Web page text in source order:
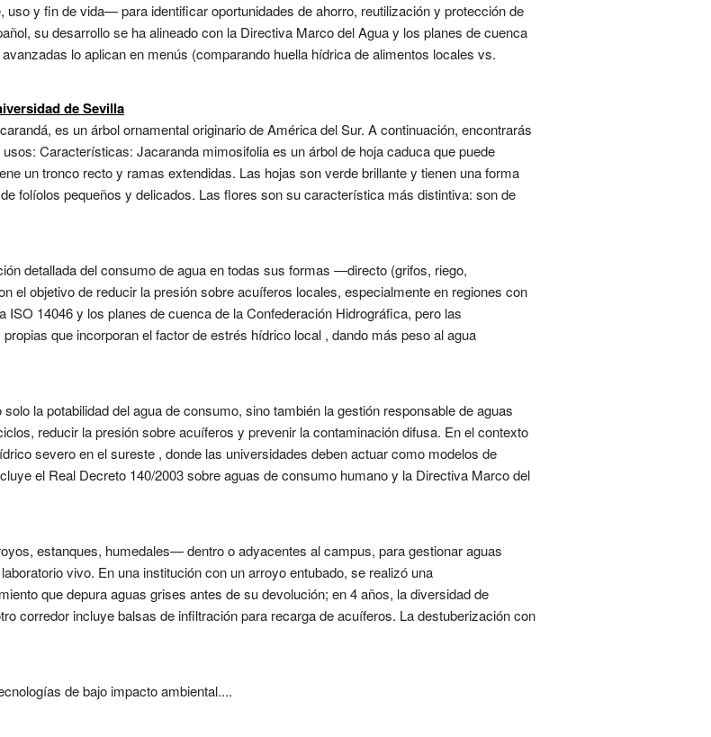
y fin de vida— para identificar oportunidades de ahorro, reutilización y protección de
su desarrollo se ha alineado con la Directiva Marco del Agua y los planes de cuenca
lo aplican en menús (comparando huella hídrica de alimentos locales vs.
de Sevilla
es un árbol ornamental originario de América del Sur. A continuación, encontrarás
Características: Jacaranda mimosifolia es un árbol de hoja caduca que puede
un tronco recto y ramas extendidas. Las hojas son verde brillante y tienen una forma
folíolos pequeños y delicados. Las flores son su característica más distintiva: son de
detallada del consumo de agua en todas sus formas —directo (grifos, riego,
el objetivo de reducir la presión sobre acuíferos locales, especialmente en regiones con
14046 y los planes de cuenca de la Confederación Hidrográfica, pero las
que incorporan el factor de estrés hídrico local , dando más peso al agua
la potabilidad del agua de consumo, sino también la gestión responsable de aguas
reducir la presión sobre acuíferos y prevenir la contaminación difusa. En el contexto
severo en el sureste , donde las universidades deben actuar como modelos de
el Real Decreto 140/2003 sobre aguas de consumo humano y la Directiva Marco del
estanques, humedales— dentro o adyacentes al campus, para gestionar aguas
vivo. En una institución con un arroyo entubado, se realizó una
que depura aguas grises antes de su devolución; en 4 años, la diversidad de
corredor incluye balsas de infiltración para recarga de acuíferos. La destuberización con
de bajo impacto ambiental....